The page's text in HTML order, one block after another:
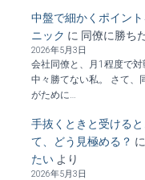
中盤で細かくポイン
ニック に 同僚に勝ち
2026年5月3日
会社同僚と、月1程度で対
中々勝てない私。 さて、
がために…
手抜くときと受ける
て、どう見極める？ に
たいより
2026年5月3日